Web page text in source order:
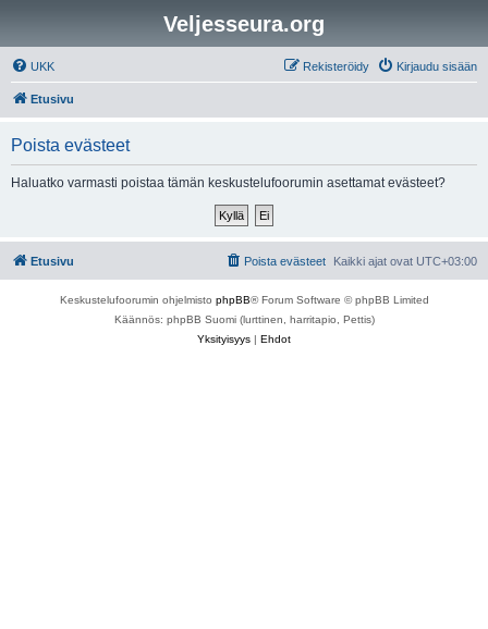
Veljesseura.org
UKK Kirjaudu sisään
Rekisteröidy
Etusivu
Poista evästeet
Haluatko varmasti poistaa tämän keskustelufoorumin asettamat evästeet?
Etusivu Kaikki ajat ovat UTC+03:00
Poista evästeet
Keskustelufoorumin ohjelmisto phpBB® Forum Software © phpBB Limited
Käännös: phpBB Suomi (lurttinen, harritapio, Pettis)
Yksityisyys | Ehdot